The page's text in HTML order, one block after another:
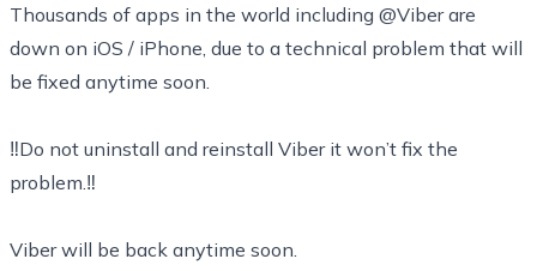
Thousands of apps in the world including @Viberare
down on iOS / iPhone, due to a technical problem that will
be fixed anytime soon.
‼️Do not uninstall and reinstall Viber it won’t fix the
problem.‼️
Viber will be back anytime soon.